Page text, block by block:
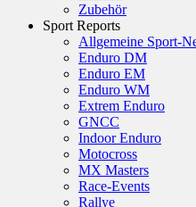
Zubehör
Sport Reports
Allgemeine Sport-
Enduro DM
Enduro EM
Enduro WM
Extrem Enduro
GNCC
Indoor Enduro
Motocross
MX Masters
Race-Events
Rallye